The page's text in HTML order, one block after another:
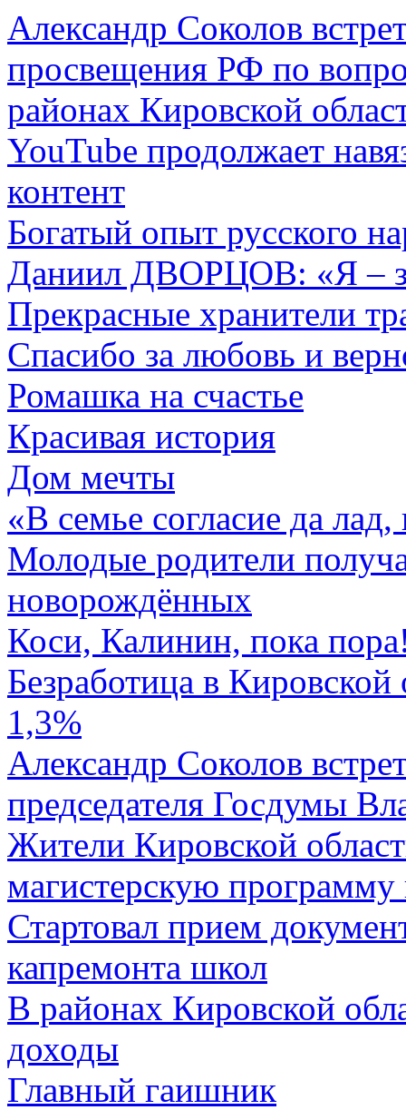
Александр Соколов
просвещения РФ по
районах Кировской
YouTube продолжает
контент
Богатый опыт русского
Даниил ДВОРЦОВ: «Я – за
Прекрасные хранители
Спасибо за любовь и
Ромашка на счастье
Красивая история
Дом мечты
«В семье согласие да
Молодые родители
новорождённых
Коси, Калинин, пока
Безработица в Кировской
1,3%
Александр Соколов
председателя Госдумы
Жители Кировской
магистерскую программу
Стартовал прием
капремонта школ
В районах Кировской
доходы
Главный гаишник